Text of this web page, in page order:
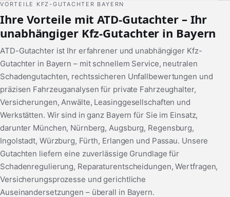
VORTEILE KFZ-GUTACHTER BAYERN
Ihre Vorteile mit ATD-Gutachter – Ihr
unabhängiger Kfz-Gutachter in Bayern
ATD-Gutachter ist Ihr erfahrener und unabhängiger Kfz-
Gutachter in Bayern – mit schnellem Service, neutralen
Schadengutachten, rechtssicheren Unfallbewertungen und
präzisen Fahrzeuganalysen für private Fahrzeughalter,
Versicherungen, Anwälte, Leasinggesellschaften und
Werkstätten. Wir sind in ganz Bayern für Sie im Einsatz,
darunter München, Nürnberg, Augsburg, Regensburg,
Ingolstadt, Würzburg, Fürth, Erlangen und Passau. Unsere
Gutachten liefern eine zuverlässige Grundlage für
Schadenregulierung, Reparaturentscheidungen, Wertfragen,
Versicherungsprozesse und gerichtliche
Auseinandersetzungen – überall in Bayern.